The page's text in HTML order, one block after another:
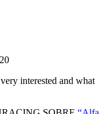
interested and what
SOBRE
gearbox”